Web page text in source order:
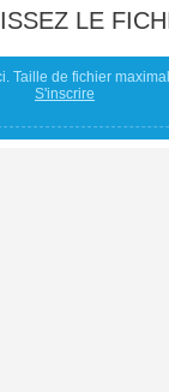
LE
Taille de fichier
S'inscrire